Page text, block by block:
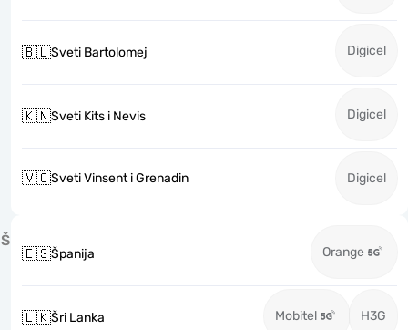
🇧🇱Sveti Bartolomej Digicel
🇰🇳Sveti Kits i Nevis Digicel
🇻🇨Sveti Vinsent i Grenadin Digicel
Š
🇪🇸Španija Orange
🇱🇰Šri Lanka Mobitel H3G